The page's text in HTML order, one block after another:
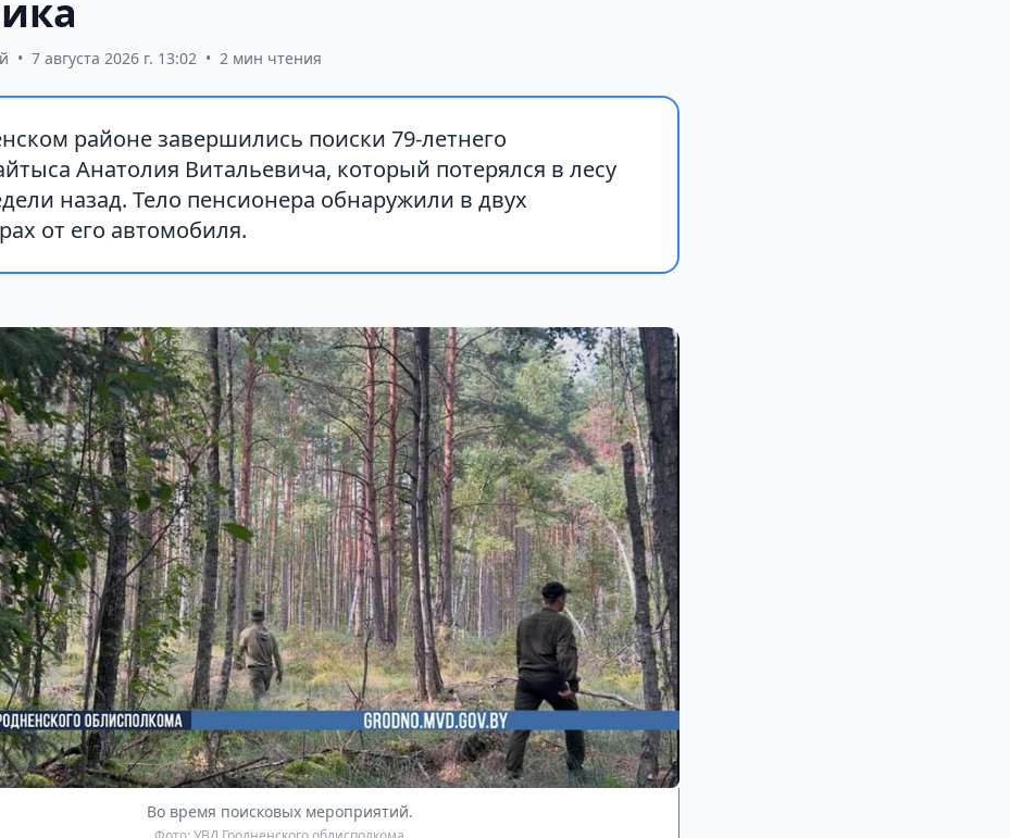
• 7 августа 2026 г. 13:02 • 2 мин чтения
районе завершились поиски 79-летнего
Анатолия Витальевича, который потерялся в лесу
назад. Тело пенсионера обнаружили в двух
от его автомобиля.
Во время поисковых мероприятий.